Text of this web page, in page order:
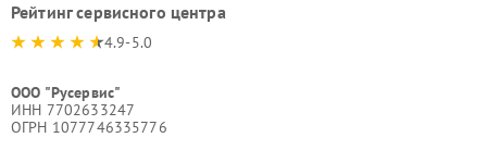
Рейтинг сервисного центра
4.9-5.0
ООО "Русервис"
ИНН 7702633247
ОГРН 1077746335776